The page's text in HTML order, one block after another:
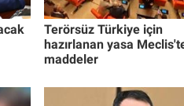
Terörsüz Türkiye için
hazırlanan yasa
maddeler